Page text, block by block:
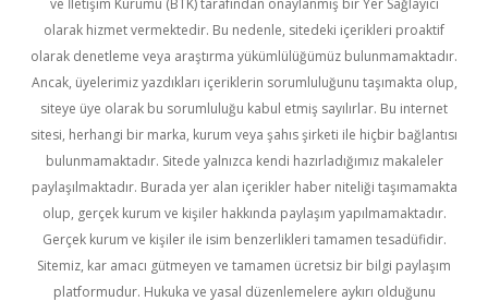
ve İletişim Kurumu (BTK) tarafından onaylanmış bir Yer Sağlayıcı
olarak hizmet vermektedir. Bu nedenle, sitedeki içerikleri proaktif
olarak denetleme veya araştırma yükümlülüğümüz bulunmamaktadır.
Ancak, üyelerimiz yazdıkları içeriklerin sorumluluğunu taşımakta olup,
siteye üye olarak bu sorumluluğu kabul etmiş sayılırlar. Bu internet
sitesi, herhangi bir marka, kurum veya şahıs şirketi ile hiçbir bağlantısı
bulunmamaktadır. Sitede yalnızca kendi hazırladığımız makaleler
paylaşılmaktadır. Burada yer alan içerikler haber niteliği taşımamakta
olup, gerçek kurum ve kişiler hakkında paylaşım yapılmamaktadır.
Gerçek kurum ve kişiler ile isim benzerlikleri tamamen tesadüfidir.
Sitemiz, kar amacı gütmeyen ve tamamen ücretsiz bir bilgi paylaşım
platformudur. Hukuka ve yasal düzenlemelere aykırı olduğunu